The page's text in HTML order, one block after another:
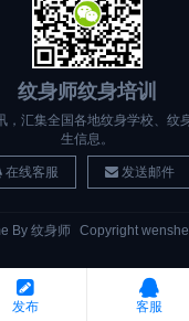
纹身师纹身培训
，汇集全国各地纹身学校、纹
生信息。
在线客服 发送邮件
By 纹身师 Copyright
发布 客服